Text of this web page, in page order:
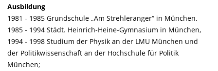
Ausbildung
1981 - 1985 Grundschule „Am Strehleranger“ in München,
1985 - 1994 Städt. Heinrich-Heine-Gymnasium in München,
1994 - 1998 Studium der Physik an der LMU München und
der Politikwissenschaft an der Hochschule für Politik
München;